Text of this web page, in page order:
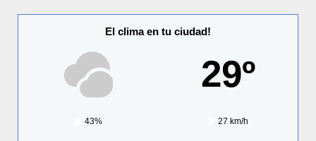
El clima en tu ciudad!
29º
43% 27 km/h